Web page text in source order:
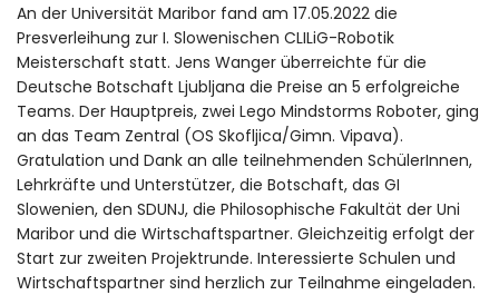
An der Universität Maribor fand am 17.05.2022 die
Presverleihung zur I. Slowenischen CLILiG-Robotik
Meisterschaft statt. Jens Wanger überreichte für die
Deutsche Botschaft Ljubljana die Preise an 5 erfolgreiche
Teams. Der Hauptpreis, zwei Lego Mindstorms Roboter, ging
an das Team Zentral (OS Skofljica/Gimn. Vipava).
Gratulation und Dank an alle teilnehmenden SchülerInnen,
Lehrkräfte und Unterstützer, die Botschaft, das GI
Slowenien, den SDUNJ, die Philosophische Fakultät der Uni
Maribor und die Wirtschaftspartner. Gleichzeitig erfolgt der
Start zur zweiten Projektrunde. Interessierte Schulen und
Wirtschaftspartner sind herzlich zur Teilnahme eingeladen.